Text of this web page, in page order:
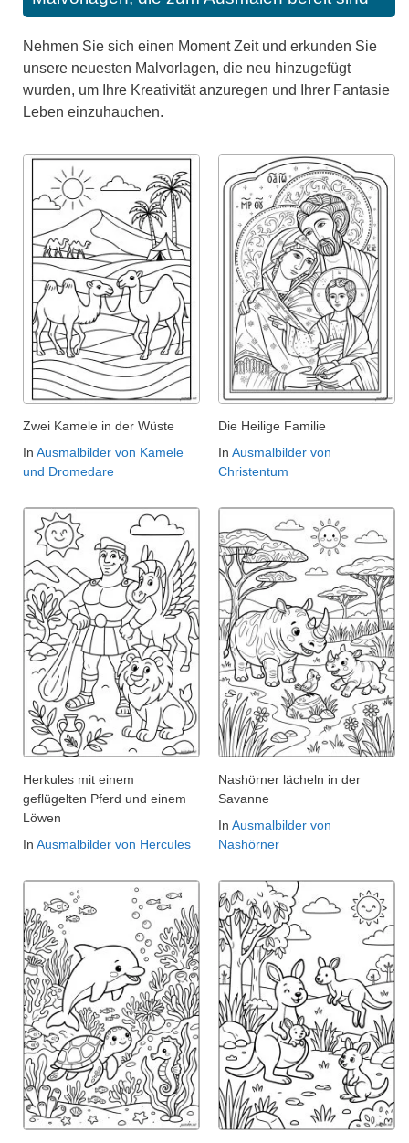
Nehmen Sie sich einen Moment Zeit und erkunden Sie
unsere neuesten Malvorlagen, die neu hinzugefügt
wurden, um Ihre Kreativität anzuregen und Ihrer Fantasie
Leben einzuhauchen.
Zwei Kamele in der Wüste
In Ausmalbilder von Kamele
und Dromedare
Die Heilige Familie
In Ausmalbilder von
Christentum
Herkules mit einem
geflügelten Pferd und einem
Löwen
In Ausmalbilder von Hercules
Nashörner lächeln in der
Savanne
In Ausmalbilder von
Nashörner